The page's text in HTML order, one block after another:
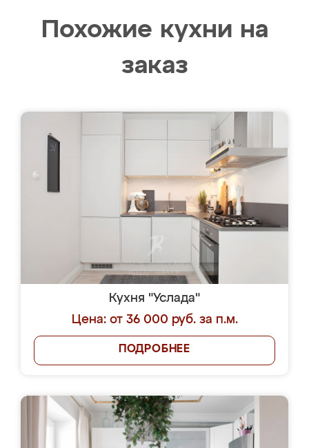
Похожие кухни на
заказ
Кухня "Услада"
Цена: от 36 000 руб. за п.м.
ПОДРОБНЕЕ